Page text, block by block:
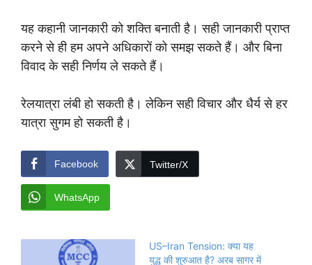
यह कहानी जानकारी को शक्ति बनाती है। सही जानकारी प्राप्त
करने से ही हम अपने अधिकारों को समझ सकते हैं। और बिना
विवाद के सही निर्णय ले सकते हैं।
रेलयात्रा लंबी हो सकती है। लेकिन सही विचार और धैर्य से हर
यात्रा सुगम हो सकती है।
Facebook Twitter/X
WhatsApp
US–Iran Tension: क्या यह
युद्ध की शुरुआत है? अरब सागर में